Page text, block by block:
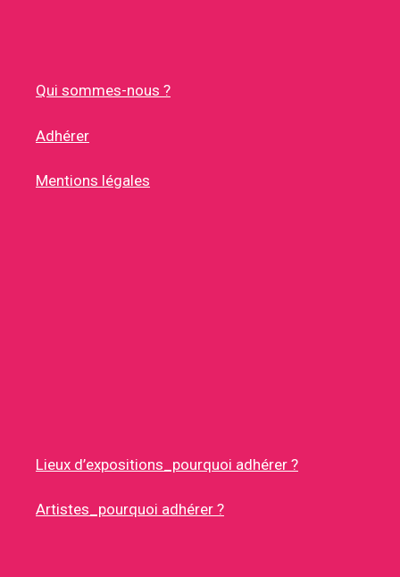
Qui sommes-nous ?
Adhérer
Mentions légales
Lieux d’expositions_pourquoi adhérer ?
Artistes_pourquoi adhérer ?